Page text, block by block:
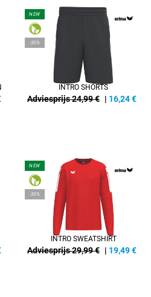
NEW
-35%
INTRO SHORTS
Adviesprijs 24,99 € | 16,24€
NEW
-35%
INTRO SWEATSHIRT
Adviesprijs 29,99 € | 19,49€